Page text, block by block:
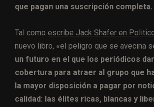
que pagan una suscripción completa.
Tal como escribe Jack Shafer en
nuevo libro, «el peligro que se avecina
un futuro en el que los periódicos
cobertura para atraer al grupo que
la mayor disposición a pagar por
calidad: las élites ricas, blancas y